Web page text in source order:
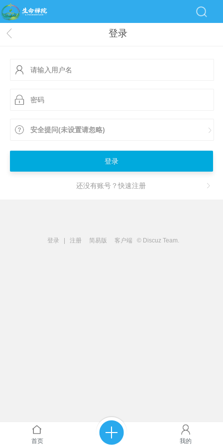
登录
安全提问(未设置请忽略)
登录
还没有账号？快速注册
登录 注册 简易版 客户端 © Discuz Team.
首页 我的